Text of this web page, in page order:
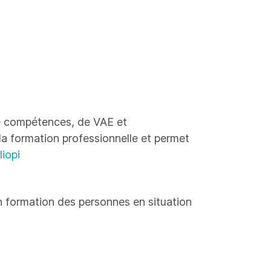
de VAE et
formation professionnelle et permet
des personnes en situation